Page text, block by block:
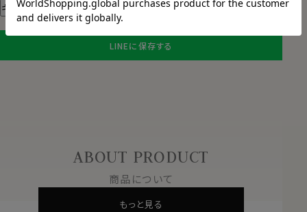
ギフトラッピングについて
LINEに保存する
ABOUT PRODUCT
商品について
もっと見る